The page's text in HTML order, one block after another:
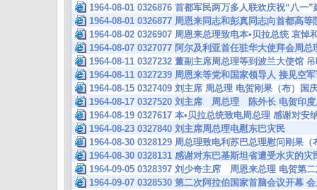
1964-08-01 0326876 首都军民两万多人联欢庆祝“八一
1964-08-01 0326877 周恩来同志和彭真同志向首都高
1964-08-02 0326907 周恩来总理致电本•贝拉总统 哀悼
1964-08-07 0327077 阿尔及利亚首任驻华大使拜会周总
1964-08-11 0327232 董副主席周总理等到波兰大使馆
1964-08-11 0327239 周恩来等党和国家领导人 接见空
1964-08-15 0327409 刘主席 周总理 电贺刚果（布）国
1964-08-17 0327520 刘主席 周总理 陈外长 电贺印度
1964-08-19 0327617 本•贝拉总统致电周总理 感谢对安
1964-08-23 0327840 刘主席周总理电慰东巴灾民
1964-08-30 0328129 周总理致电利苏巴总理慰问刚果（
1964-08-30 0328131 感谢对东巴基斯坦省遭受水灾的
1964-09-05 0328397 刘少奇主席 周恩来总理 电贺第
1964-09-07 0328530 第二次阿拉伯国家首脑会议开幕